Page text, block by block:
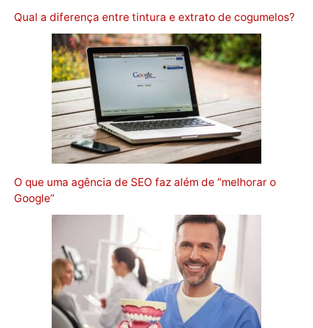
Qual a diferença entre tintura e extrato de cogumelos?
O que uma agência de SEO faz além de “melhorar o
Google”